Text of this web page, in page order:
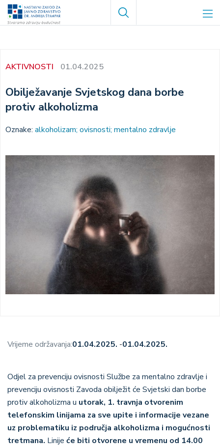
Skoči
Search
AKTIVNOSTI 01.04.2025
Obilježavanje Svjetskog dana borbe
protiv alkoholizma
Oznake: alkoholizam; ovisnosti; mentalno zdravlje
Vrijeme održavanja:01.04.2025. -01.04.2025.
Odjel za prevenciju ovisnosti Službe za mentalno zdravlje i
prevenciju ovisnosti Zavoda obilježit će Svjetski dan borbe
protiv alkoholizma u utorak, 1. travnja otvorenim
telefonskim linijama za sve upite i informacije vezane
uz problematiku iz područja alkoholizma i mogućnosti
tretmana. Linije će biti otvorene u vremenu od 14.00